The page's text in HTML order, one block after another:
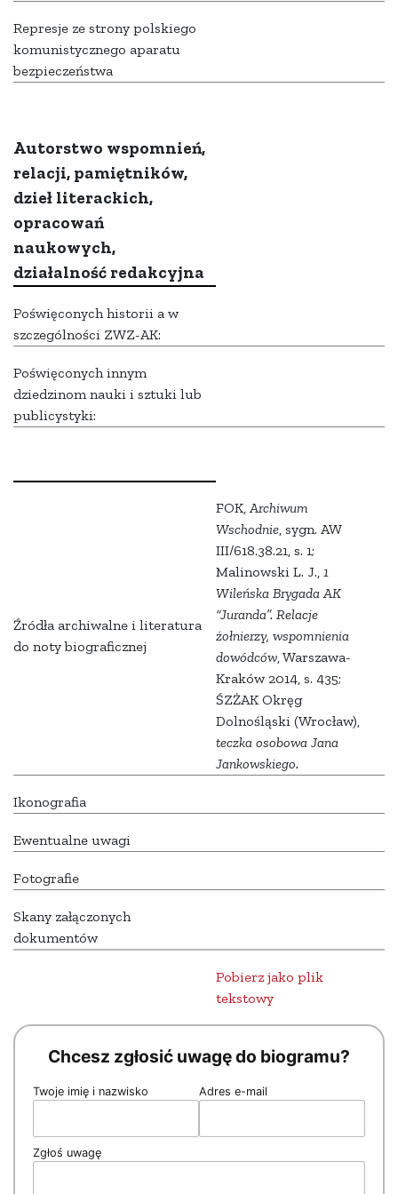
Represje ze strony polskiego
komunistycznego aparatu
bezpieczeństwa
Autorstwo wspomnień,
relacji, pamiętników,
dzieł literackich,
opracowań
naukowych,
działalność redakcyjna
Poświęconych historii a w
szczególności ZWZ-AK:
Poświęconych innym
dziedzinom nauki i sztuki lub
publicystyki:
Źródła archiwalne i literatura
do noty biograficznej
FOK,Archiwum
Wschodnie, sygn. AW
III/618.38.21, s. 1;
Malinowski L. J., 1
Wileńska Brygada AK
“Juranda”. Relacje
żołnierzy, wspomnienia
dowódców, Warszawa-
Kraków 2014, s. 435;
ŚZŻAK Okręg
Dolnośląski (Wrocław),
teczka osobowa Jana
Jankowskiego.
Ikonografia
Ewentualne uwagi
Fotografie
Skany załączonych
dokumentów
Pobierz jako plik
tekstowy
Chcesz zgłosić uwagę do biogramu?
Twoje imię i nazwisko Adres e-mail
Zgłoś uwagę